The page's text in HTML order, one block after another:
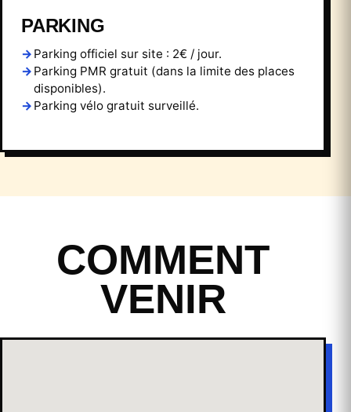
PARKING
Parking officiel sur site : 2€ / jour.
Parking PMR gratuit (dans la limite des places
disponibles).
Parking vélo gratuit surveillé.
COMMENT
VENIR